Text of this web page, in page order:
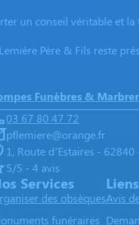
un conseil véritable et
Père & Fils reste
Funèbres &
03 67 80 47 72
pflemiere@orange.fr
1, Route d’Estaires -
5/5 - 4 avis
Services
des obsèques
funéraires
Avis